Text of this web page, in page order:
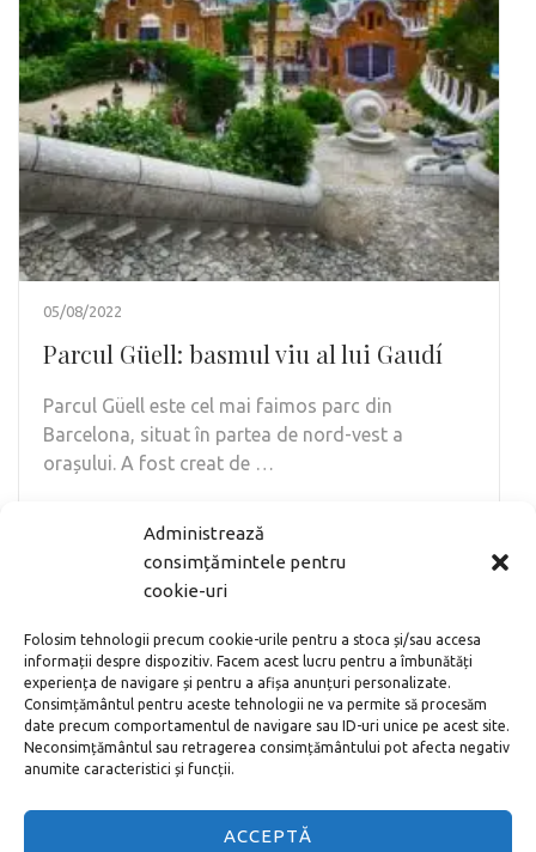
Administrează
consimțămintele pentru
cookie-uri
Folosim tehnologii precum cookie-urile pentru a stoca și/sau accesa
informații despre dispozitiv. Facem acest lucru pentru a îmbunătăți
experiența de navigare și pentru a afișa anunțuri personalizate.
Consimțământul pentru aceste tehnologii ne va permite să procesăm
date precum comportamentul de navigare sau ID-uri unice pe acest site.
Neconsimțământul sau retragerea consimțământului pot afecta negativ
anumite caracteristici și funcții.
ACCEPTĂ
05/08/2022
Parcul Güell: basmul viu al lui Gaudí
Parcul Güell este cel mai faimos parc din
Barcelona, situat în partea de nord-vest a
orașului. A fost creat de …
MAI DEPARTE
Noul aeroport din Istanbul – cum ajung în
centru
Cum cumperi bilete la Vatican online adică